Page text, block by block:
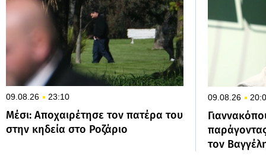
09.08.26 23:10
Μέσι: Αποχαιρέτησε τον πατέρα του
στην κηδεία στο Ροζάριο
09.08.26
τον